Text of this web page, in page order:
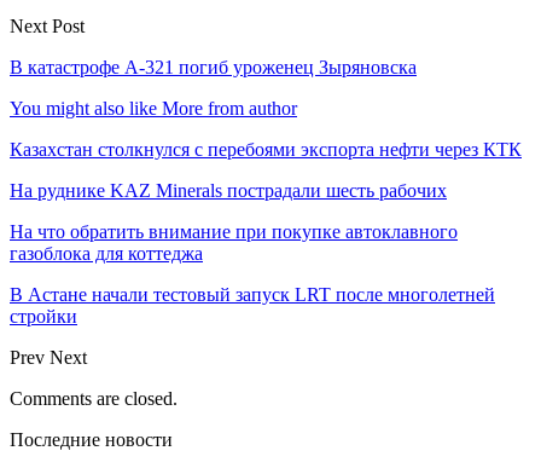
Next Post
В катастрофе А-321 погиб уроженец Зыряновска
You might also like More from author
Казахстан столкнулся с перебоями экспорта нефти через КТК
На руднике KAZ Minerals пострадали шесть рабочих
На что обратить внимание при покупке автоклавного
газоблока для коттеджа
В Астане начали тестовый запуск LRT после многолетней
стройки
Prev Next
Comments are closed.
Последние новости